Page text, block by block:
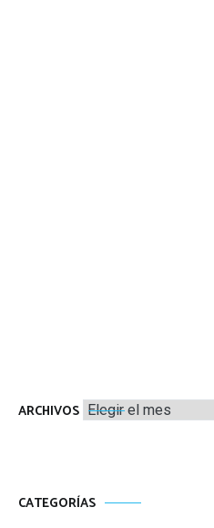
ARCHIVOS Archivos
CATEGORÍAS